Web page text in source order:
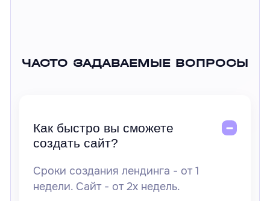
ЧАСТО ЗАДАВАЕМЫЕ ВОПРОСЫ
Как быстро вы сможете
создать сайт?
Сроки создания лендинга - от 1
недели. Сайт - от 2х недель.